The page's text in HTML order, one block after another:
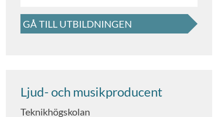
GÅ TILL UTBILDNINGEN
Ljud- och musikproducent
Teknikhögskolan